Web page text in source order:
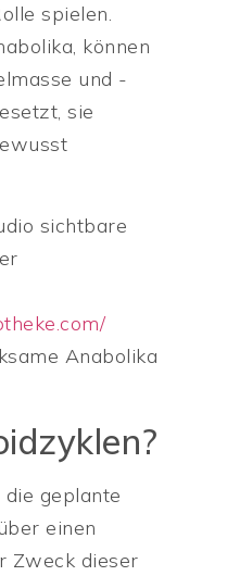
spielen.
können
und -
sie
sichtbare
Anabolika
geplante
einen
Zweck dieser